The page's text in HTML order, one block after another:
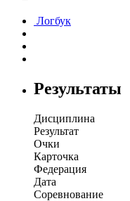
Логбук
Результаты
Дисциплина
Результат
Очки
Карточка
Федерация
Дата
Соревнование